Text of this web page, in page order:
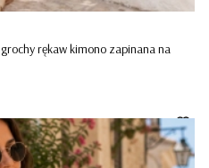
rękaw kimono zapinana na